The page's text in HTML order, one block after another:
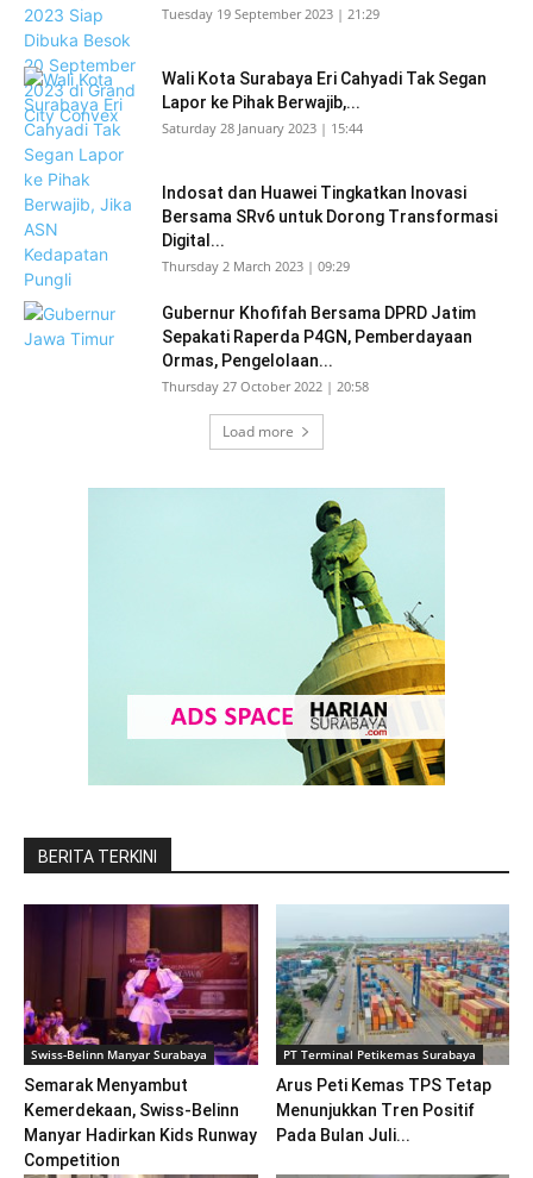
Tuesday 19 September 2023 | 21:29
Wali Kota Surabaya Eri Cahyadi Tak Segan
Lapor ke Pihak Berwajib,...
Saturday 28 January 2023 | 15:44
Indosat dan Huawei Tingkatkan Inovasi
Bersama SRv6 untuk Dorong Transformasi
Digital...
Thursday 2 March 2023 | 09:29
Gubernur Khofifah Bersama DPRD Jatim
Sepakati Raperda P4GN, Pemberdayaan
Ormas, Pengelolaan...
Thursday 27 October 2022 | 20:58
Load more
BERITA TERKINI
Swiss-Belinn Manyar Surabaya
Semarak Menyambut
Kemerdekaan, Swiss-Belinn
Manyar Hadirkan Kids Runway
Competition
PT Terminal Petikemas Surabaya
Arus Peti Kemas TPS Tetap
Menunjukkan Tren Positif
Pada Bulan Juli...